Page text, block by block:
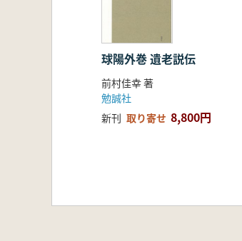
球陽外巻 遺老説伝
前村佳幸 著
勉誠社
新刊 取り寄せ 8,800円